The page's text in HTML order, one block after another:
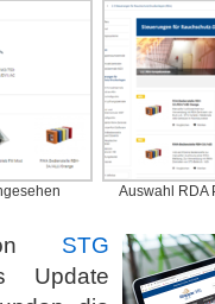
Auswahl RDA
STG